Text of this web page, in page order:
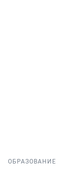
ОБРАЗОВАНИЕ